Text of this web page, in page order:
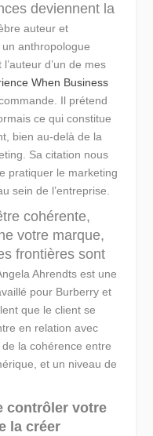
deviennent la
auteur et
anthropologue
d’un de mes
When Business
Il prétend
ce qui constitue
bien au-delà de la
Sa citation nous
pratiquer le marketing
sein de l’entreprise.
cohérente,
votre marque,
frontières sont
Ahrendts est une
pour Burberry et
que le client se
en relation avec
la cohérence entre
et un niveau de
contrôler votre
la créer